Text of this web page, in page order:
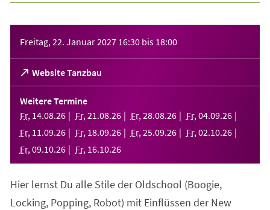
Freitag, 22. Januar 2027 16:30 bis 18:00
Website Tanzbau
(Öffnet
in
einem
neuen
Tab)
Weitere Termine
Fr, 14.08.26 Fr, 21 .08.26 Fr, 28.08.26 Fr, 04.09.26
Fr, 11 .09.26 Fr, 18.09.26 Fr, 25.09.26 Fr, 02.10.26
Fr, 09.10.26 Fr, 16.10.26
Hier lernst Du alle Stile der Oldschool (Boogie,
Locking, Popping, Robot) mit Einflüssen der New